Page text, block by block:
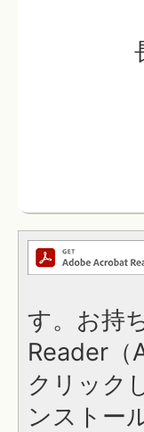
す。お持
Reader（
クリック
ンストー